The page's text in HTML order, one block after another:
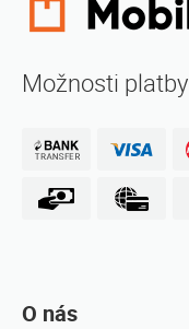
Možnosti platby
O nás